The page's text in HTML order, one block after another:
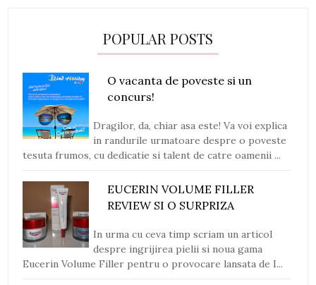
POPULAR POSTS
O vacanta de poveste si un
concurs!
Dragilor, da, chiar asa este! Va voi explica
in randurile urmatoare despre o poveste
tesuta frumos, cu dedicatie si talent de catre oamenii ...
EUCERIN VOLUME FILLER
REVIEW SI O SURPRIZA
In urma cu ceva timp scriam un articol
despre ingrijirea pielii si noua gama
Eucerin Volume Filler pentru o provocare lansata de I...